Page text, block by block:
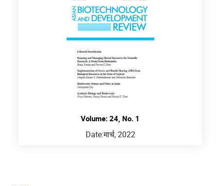
Volume: 24, No. 1
Date:मार्च, 2022